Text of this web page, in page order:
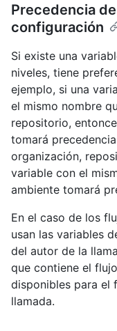
Precedencia
configuración
Si existe una
niveles, tiene
ejemplo, si una
el mismo nombre
repositorio,
tomará
organización,
variable con el
ambiente tomará
En el caso de los
usan las variables
del autor de la
que contiene el
disponibles para el
llamada.